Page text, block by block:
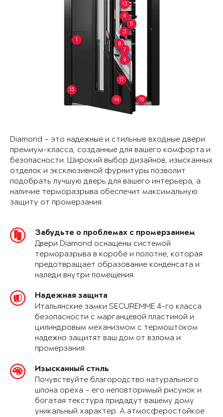
1
3
4
5
7
8
9
13
14
15
16
17
Diamond – это надежные и стильные входные двери
премиум-класса, созданные для вашего комфорта и
безопасности. Широкий выбор дизайнов, изысканных
отделок и эксклюзивной фурнитуры позволит
подобрать лучшую дверь для вашего интерьера, а
наличие терморазрыва обеспечит максимальную
защиту от промерзания.
Забудьте о проблемах с промерзанием
Двери Diamond оснащены системой
терморазрыва в коробе и полотне, которая
предотвращает образование конденсата и
наледи внутри помещения.
Надежная защита
Итальянские замки SECUREMME 4-го класса
безопасности с марганцевой пластиной и
цилиндровым механизмом с термоштоком
надежно защитят ваш дом от взлома и
промерзания.
Изысканный стиль
Почувствуйте благородство натурального
шпона ореха – его неповторимый рисунок и
богатая текстура придадут вашему дому
уникальный характер. А атмосферостойкое